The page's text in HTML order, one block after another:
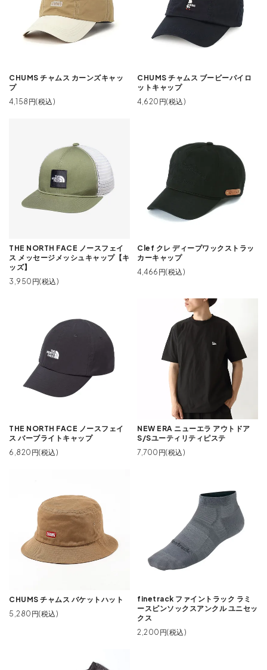
CHUMS チャムス カーンズキャッ
プ
4,158円(税込)
CHUMS チャムス ブービーパイロ
ットキャップ
4,620円(税込)
THE NORTH FACE ノースフェイ
ス メッセージメッシュキャップ【キ
ッズ】
3,950円(税込)
Clef クレ ディープワックストラッ
カーキャップ
4,466円(税込)
THE NORTH FACE ノースフェイ
ス バーブライトキャップ
6,820円(税込)
NEW ERA ニューエラ アウトドア
S/Sユーティリティピステ
7,700円(税込)
CHUMS チャムス バケットハット
5,280円(税込)
finetrack ファイントラック ラミ
ースピンソックスアンクル ユニセッ
クス
2,200円(税込)